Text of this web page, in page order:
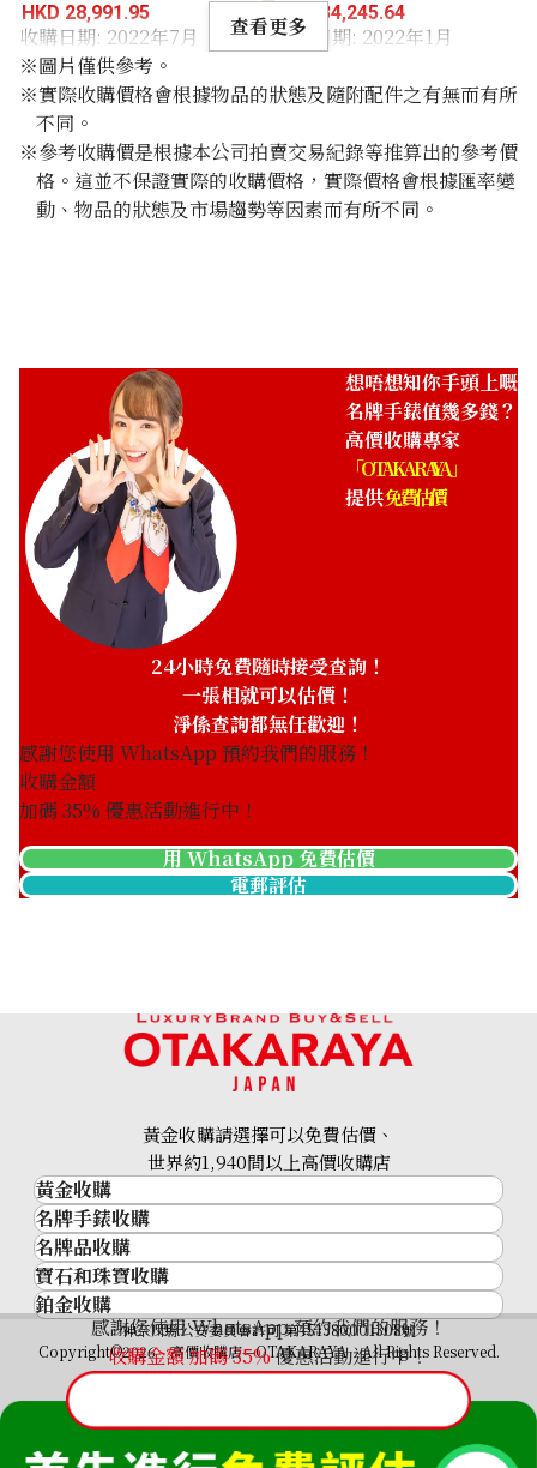
HKD 28,991.95
收購日期: 2022年7月
HKD 34,245.64
收購日期: 2022年1月
查看更多
※圖片僅供參考。
※實際收購價格會根據物品的狀態及隨附配件之有無而有所
不同。
※參考收購價是根據本公司拍賣交易紀錄等推算出的參考價
格。這並不保證實際的收購價格，實際價格會根據匯率變
動、物品的狀態及市場趨勢等因素而有所不同。
想唔想知你手頭上嘅
名牌手錶值幾多錢？
高價收購專家
「OTAKARAYA」
提供免費估價
24小時免費隨時接受查詢！
一張相就可以估價！
淨係查詢都無任歡迎！
感謝您使用 WhatsApp 預約我們的服務！
收購金額
加碼35% 優惠活動進行中！
用 WhatsApp 免費估價
電郵評估
感謝您使用 WhatsApp 預約我們的服務！
收購金額 加碼35%優惠活動進行中！
黃金收購請選擇可以免費估價、
世界約1,940間以上高價收購店
黃金收購
黃金･金條
金條
金幣及銀幣
過去十年黃金價格
金飾
金戒指
金頸鍊
名牌手錶收購
名牌手錶收購
勞力士 (Rolex)
Patek Philippe
Audemars Piguet
Vacheron Constantin
A. Lange & Söhne
Breguet
名牌品收購
名牌品收購
HERMES
LOUIS VUITTON
CHANEL
卡地亞（Cartier）
CELINE
寶石和珠寶收購
寶石和珠寶
祖母綠
藍寶石
紅寶石
鉑金收購
神奈川縣公安委員會許可 第451380001308號
Copyright©2026 高價收購店—OTAKARAYA All Rights Reserved.